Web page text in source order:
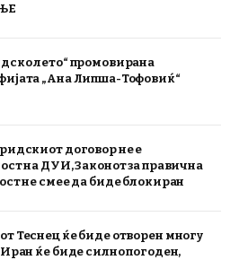
лето“ промовирана
„Ана Липша-Тофовиќ“
договор не е
на ДУИ, Законот за правична
не смее да биде блокиран
Теснец ќе биде отворен многу
ќе биде силно погоден,